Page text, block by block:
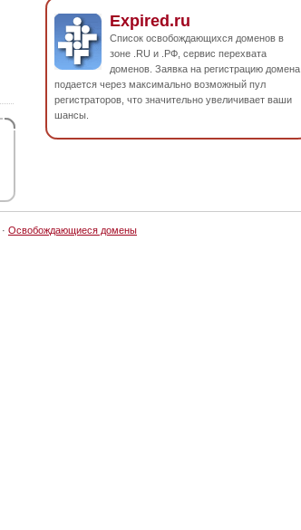
Expired.ru
Список освобождающихся доменов в
зоне .RU и .РФ, сервис перехвата
доменов. Заявка на регистрацию домена
подается через максимально возможный пул
регистраторов, что значительно увеличивает ваши
шансы.
· Освобождающиеся домены